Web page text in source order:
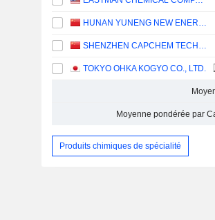
HUNAN YUNENG NEW ENERGY BATTERY MATERIAL CO.,LTD.
SHENZHEN CAPCHEM TECHNOLOGY CO., LTD.
TOKYO OHKA KOGYO CO., LTD.
Moyenne pondérée par
Produits chimiques de spécialité